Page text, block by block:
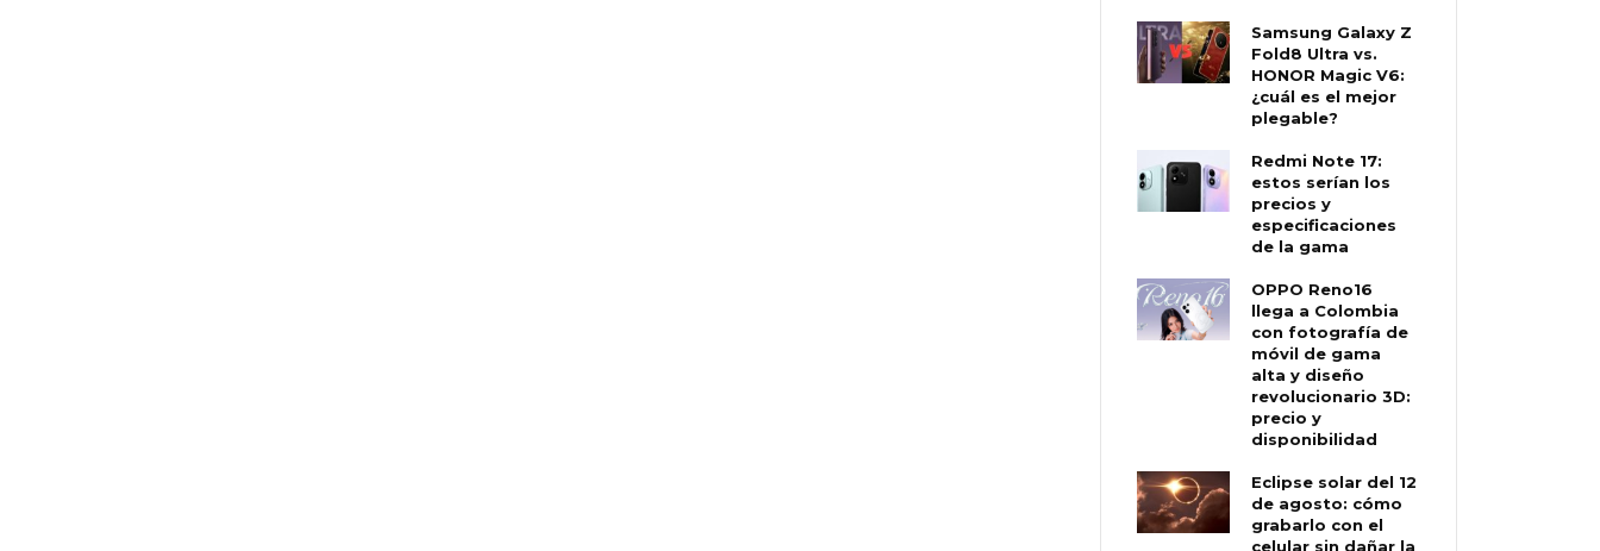
Samsung Galaxy Z
Fold8 Ultra vs.
HONOR Magic V6:
¿cuál es el mejor
plegable?
Redmi Note 17:
estos serían los
precios y
especificaciones
de la gama
OPPO Reno16
llega a Colombia
con fotografía de
móvil de gama
alta y diseño
revolucionario 3D:
precio y
disponibilidad
Eclipse solar del 12
de agosto: cómo
grabarlo con el
celular sin dañar la